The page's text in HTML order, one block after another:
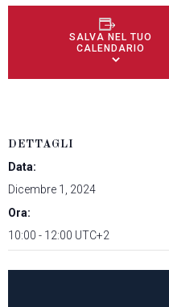
SALVA NEL TUO
CALENDARIO
DETTAGLI
Data:
Dicembre 1, 2024
Ora:
10:00 - 12:00 UTC+2